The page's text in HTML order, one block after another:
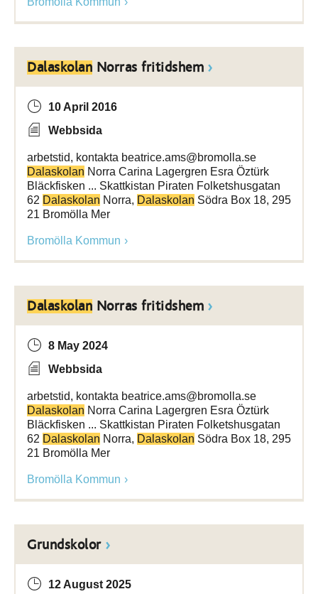
Dalaskolan Norras fritidshem
10 April 2016
Webbsida
arbetstid, kontakta beatrice.ams@bromolla.se
Dalaskolan Norra Carina Lagergren Esra Öztürk
Bläckfisken ... Skattkistan Piraten Folketshusgatan
62 Dalaskolan Norra, Dalaskolan Södra Box 18, 295
21 Bromölla Mer
Bromölla Kommun
Dalaskolan Norras fritidshem
8 May 2024
Webbsida
arbetstid, kontakta beatrice.ams@bromolla.se
Dalaskolan Norra Carina Lagergren Esra Öztürk
Bläckfisken ... Skattkistan Piraten Folketshusgatan
62 Dalaskolan Norra, Dalaskolan Södra Box 18, 295
21 Bromölla Mer
Bromölla Kommun
Grundskolor
12 August 2025